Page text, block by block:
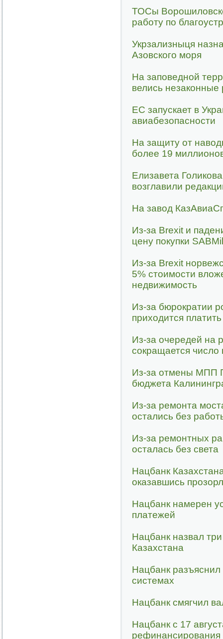
ТОСы
работу по
Укрзализныця
Азовского моря
На заповедной
велись незаконные
ЕС запускает в
авиабезопасности
На защиту от
более 19
Елизавета
возглавили
На завод
Из-за Brexit и
цену покупки
Из-за Brexit
5% стоимости
недвижимость
Из-за бюрократии
приходится
Из-за очередей на
сокращается число
Из-за отмены МПП
бюджета
Из-за ремонта
остались без
Из-за ремонтных
осталась без света
Нацбанк
оказавшись
Нацбанк намерен
платежей
Нацбанк назвал
Казахстана
Нацбанк
системах
Нацбанк смягчил
Нацбанк с 17
рефинансирования